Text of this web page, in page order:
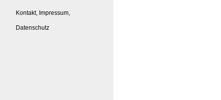
Kontakt, Impressum,
Datenschutz